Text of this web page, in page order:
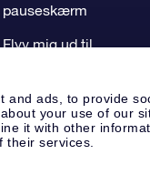
and ads, to provide
your use of our
it with other
their services.
pauseskærm
Flyv mig ud til